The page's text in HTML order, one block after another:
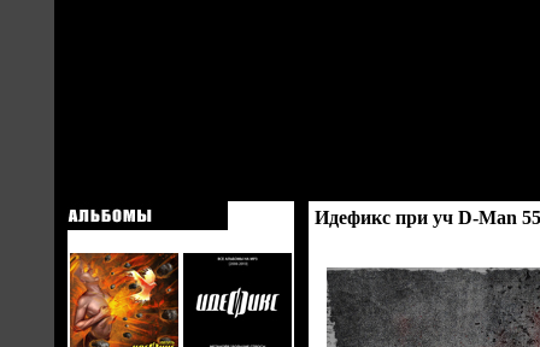
Идефикс при уч D-Man